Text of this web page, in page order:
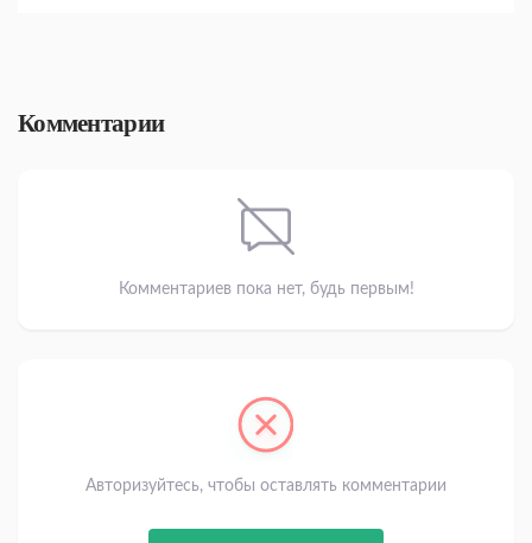
Комментарии
Комментариев пока нет, будь первым!
Авторизуйтесь, чтобы оставлять комментарии